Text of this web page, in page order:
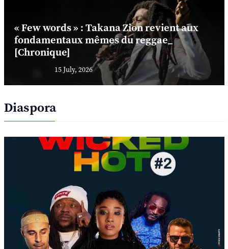
« Few words » : Takana Zion revient aux
fondamentaux mêmes du reggae_
[Chronique]
15 July, 2026
Diaspora